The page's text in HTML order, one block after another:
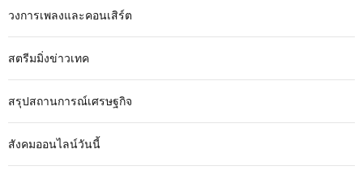
วงการเพลงและคอนเสิร์ต
สตรีมมิ่งข่าวเทค
สรุปสถานการณ์เศรษฐกิจ
สังคมออนไลน์วันนี้